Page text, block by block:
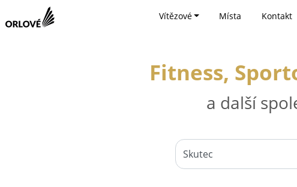
Vítězové Místa Kontakt
Fitness,
a další